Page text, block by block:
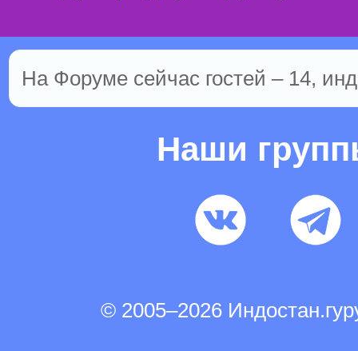
На Форуме сейчас гостей – 14,
Наши
© 2005–2026